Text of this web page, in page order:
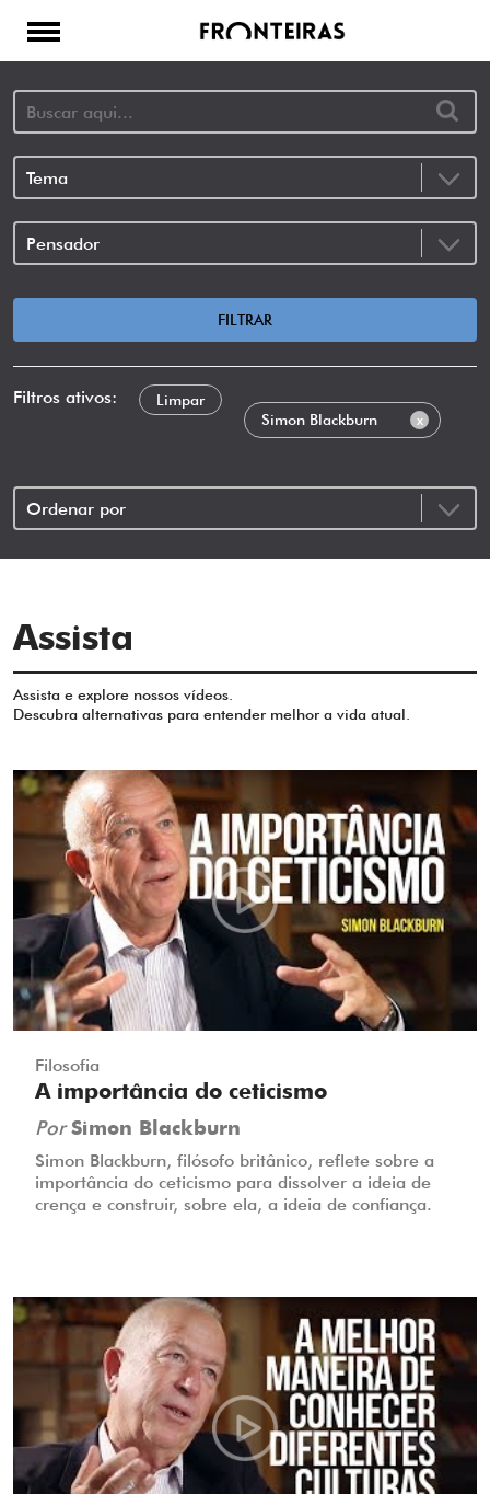
FILTRAR
Filtros ativos:
Simon Blackburn x
Limpar
Assista
Assista e explore nossos vídeos.
Descubra alternativas para entender melhor a vida atual.
Filosofia
A importância do ceticismo
Por Simon Blackburn
Simon Blackburn, filósofo britânico, reflete sobre a
importância do ceticismo para dissolver a ideia de
crença e construir, sobre ela, a ideia de confiança.